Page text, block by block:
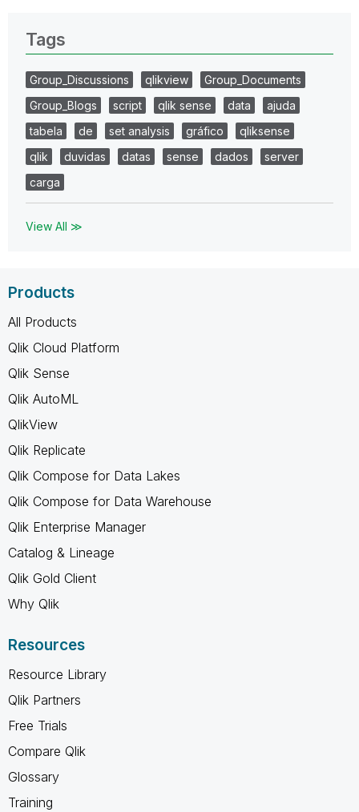
Tags
Group_Discussions qlikview
Group_Documents
Group_Blogs
script qlik sense data
ajuda
tabela
de set analysis gráfico
qliksense
qlik
duvidas datas sense dados
server
carga
View All ≫
Products
All Products
Qlik Cloud Platform
Qlik Sense
Qlik AutoML
QlikView
Qlik Replicate
Qlik Compose for Data Lakes
Qlik Compose for Data Warehouse
Qlik Enterprise Manager
Catalog & Lineage
Qlik Gold Client
Why Qlik
Resources
Resource Library
Qlik Partners
Free Trials
Compare Qlik
Glossary
Training